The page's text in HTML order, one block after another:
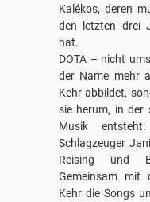
Kalékos, deren
den letzten drei
hat.
DOTA – nicht
der Name mehr
Kehr abbildet,
sie herum, in der
Musik
Schlagzeuger
Reising und
Gemeinsam mit
Kehr die Songs